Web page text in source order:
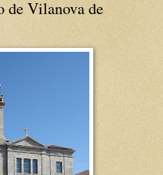
de Vilanova de